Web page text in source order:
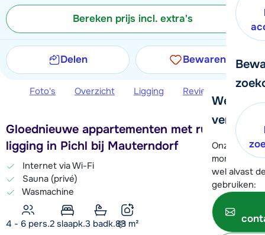
We
verder!
Onze
moment
wel alvast
gebruiken:
Bereken prijs incl. extra's
Delen Bewaren
Foto's Overzicht Ligging Reviews
Gloednieuwe appartementen met rustige
ligging in Pichl bij Mauterndorf
Internet via Wi-Fi
Sauna (privé)
Wasmachine
4 - 6 pers.2 slaapk.3 badk.83 m²